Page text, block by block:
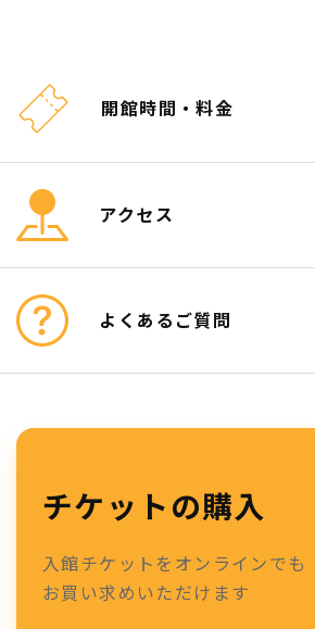
開館時間・料金
アクセス
よくあるご質問
チケットの購入
入館チケットをオンラインでも
お買い求めいただけます